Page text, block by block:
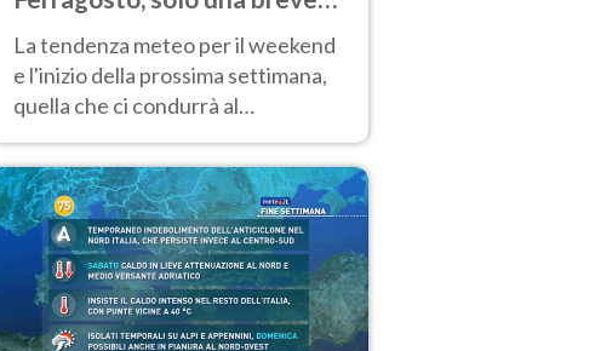
pausa. Ecco dove
La tendenza meteo per il weekend
e l'inizio della prossima settimana,
quella che ci condurrà al
temperature molto elevate